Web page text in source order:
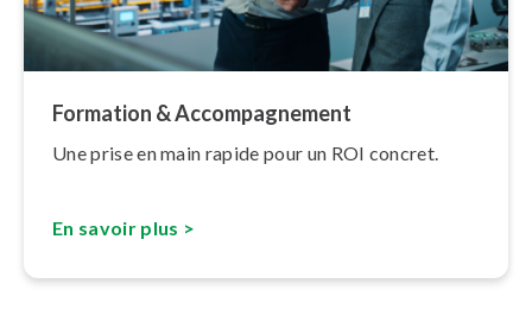
Formation & Ac­com­pag­ne­ment
Une prise en main rapide pour un ROI concret.
En savoir plus >